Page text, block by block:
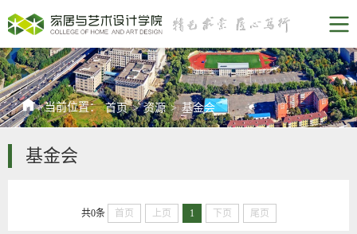
当前位置：首页 > 资源 > 基金会
基金会
共0条 首页 上页 1 下页 尾页